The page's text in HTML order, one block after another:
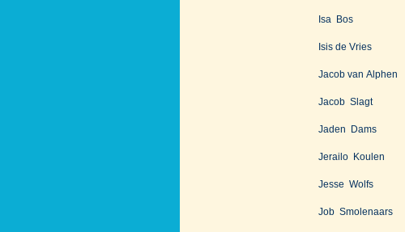
Isa Bos
Isis de Vries
Jacob van Alphen
Jacob Slagt
Jaden Dams
Jerailo Koulen
Jesse Wolfs
Job Smolenaars